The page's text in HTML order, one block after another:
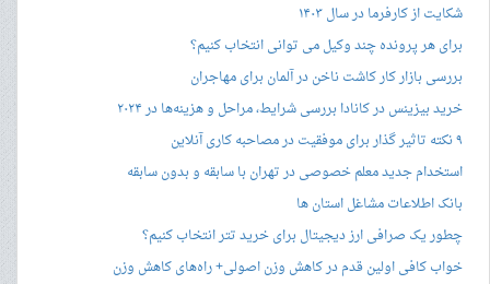
شکایت از کارفرما در سال ۱۴۰۳
برای هر پرونده چند وکیل می توانی انتخاب کنیم؟
بررسی بازار کار کاشت ناخن در آلمان برای مهاجران
خرید بیزینس در کانادا بررسی شرایط، مراحل و هزینه‌ها در ۲۰۲۴
۹ نکته تاثیر گذار برای موفقیت در مصاحبه کاری آنلاین
استخدام جدید معلم خصوصی در تهران با سابقه و بدون سابقه
بانک اطلاعات مشاغل استان ها
چطور یک صرافی ارز دیجیتال برای خرید تتر انتخاب کنیم؟
خواب کافی اولین قدم در کاهش وزن اصولی+ راه‌های کاهش وزن